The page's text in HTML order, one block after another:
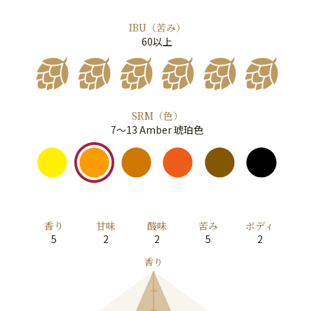
IBU（苦み）
60以上
SRM（色）
7～13 Amber 琥珀色
香り
5
甘味
2
酸味
2
苦み
5
ボディ
2